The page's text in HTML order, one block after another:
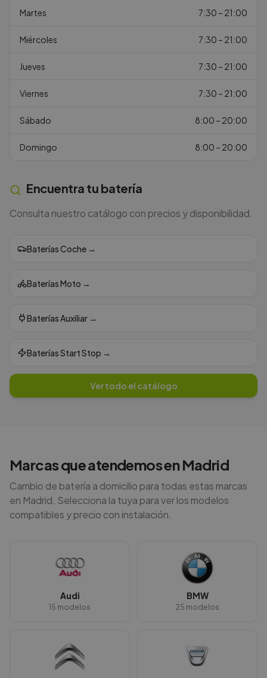
Martes 7:30 – 21:00
Miércoles 7:30 – 21:00
Jueves 7:30 – 21:00
Viernes 7:30 – 21:00
Sábado 8:00 – 20:00
Domingo 8:00 – 20:00
Encuentra tu batería
Consulta nuestro catálogo con precios y disponibilidad.
Baterías Coche →
Baterías Moto →
Baterías Auxiliar →
Baterías Start Stop →
Ver todo el catálogo
Marcas que atendemos enMadrid
Cambio de batería a domicilio para todas estas marcas
en Madrid . Selecciona la tuya para ver los modelos
compatibles y precio con instalación.
Audi
15 modelos
BMW
25 modelos